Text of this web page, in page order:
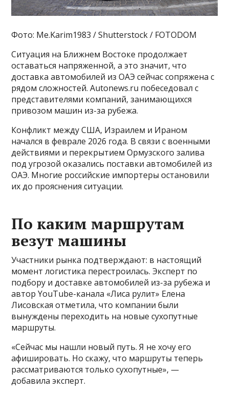
Фото: Me.Karim1983 / Shutterstock / FOTODOM
Ситуация на Ближнем Востоке продолжает
оставаться напряженной, а это значит, что
доставка автомобилей из ОАЭ сейчас сопряжена с
рядом сложностей. Autonews.ru побеседовал с
представителями компаний, занимающихся
привозом машин из-за рубежа.
Конфликт между США, Израилем и Ираном
начался в феврале 2026 года. В связи с военными
действиями и перекрытием Ормузского залива
под угрозой оказались поставки автомобилей из
ОАЭ. Многие российские импортеры остановили
их до прояснения ситуации.
По каким маршрутам
везут машины
Участники рынка подтверждают: в настоящий
момент логистика перестроилась. Эксперт по
подбору и доставке автомобилей из-за рубежа и
автор YouTube-канала «Лиса рулит» Елена
Лисовская отметила, что компании были
вынуждены переходить на новые сухопутные
маршруты.
«Сейчас мы нашли новый путь. Я не хочу его
афишировать. Но скажу, что маршруты теперь
рассматриваются только сухопутные», —
добавила эксперт.